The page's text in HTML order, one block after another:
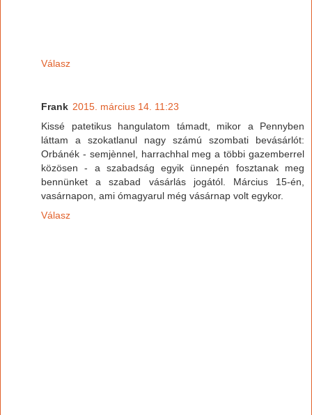
Válasz
Frank 2015. március 14. 11:23
Kissé patetikus hangulatom támadt, mikor a Pennyben
láttam a szokatlanul nagy számú szombati bevásárlót:
Orbánék - semjènnel, harrachhal meg a többi gazemberrel
közösen - a szabadság egyik ünnepén fosztanak meg
bennünket a szabad vásárlás jogától. Március 15-én,
vasárnapon, ami ómagyarul még vásárnap volt egykor.
Válasz